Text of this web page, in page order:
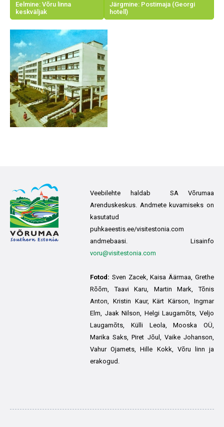
Eelmine: Võru linna
keskväljak
Järgmine: Postimaja (Georgi
hotell)
Veebilehte haldab SA Võrumaa
Arenduskeskus. Andmete kuvamiseks on
kasutatud
puhkaeestis.ee/visitestonia.com
andmebaasi. Lisainfo
voru@visitestonia.com
Fotod: Sven Zacek, Kaisa Äärmaa, Grethe
Rõõm, Taavi Karu, Martin Mark, Tõnis
Anton, Kristin Kaur, Kärt Kärson, Ingmar
Elm, Jaak Nilson, Helgi Laugamõts, Veljo
Laugamõts, Külli Leola, Mooska OÜ,
Marika Saks, Piret Jõul, Vaike Johanson,
Vahur Ojamets, Hille Kokk, Võru linn ja
erakogud.